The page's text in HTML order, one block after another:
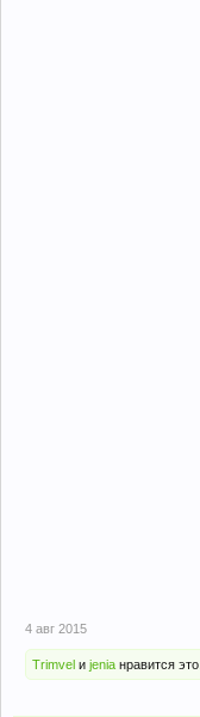
4 авг 2015
Trimvel и jenia нравится это.